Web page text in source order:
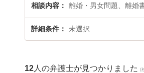
相談内容 離婚・男女問題、離婚
詳細条件 未選択
12 人の弁護士が見つかりました (